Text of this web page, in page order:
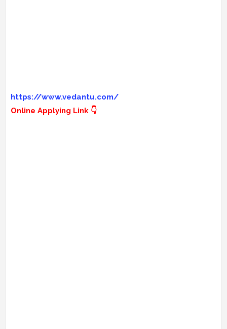
https://www.vedantu.com/
Online Applying Link 👇